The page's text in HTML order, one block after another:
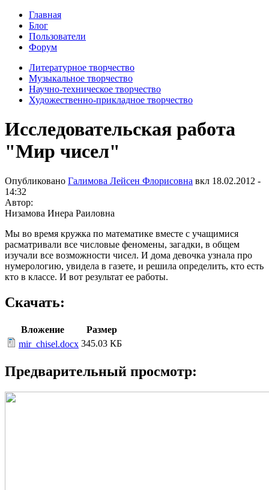
Главная
Блог
Пользователи
Форум
Литературное творчество
Музыкальное творчество
Научно-техническое творчество
Художественно-прикладное творчество
Исследовательская работа
"Мир чисел"
Опубликовано Галимова Лейсен Флорисовна вкл 18.02.2012 -
14:32
Автор:
Низамова Инера Раиловна
Мы во время кружка по математике вместе с учащимися
расматривали все числовые феномены, загадки, в общем
изучали все возможности чисел. И дома девочка узнала про
нумерологию, увидела в газете, и решила определить, кто есть
кто в классе. И вот результат ее работы.
Скачать:
Вложение
Размер
mir_chisel.docx 345.03 КБ
Предварительный просмотр: